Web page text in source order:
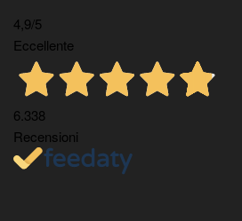
4,9/5
Eccellente
6.338
Recensioni